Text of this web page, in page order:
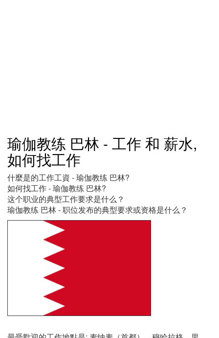
瑜伽教练 巴林 - 工作 和 薪水,
如何找工作
什麼是的工作工資 - 瑜伽教练 巴林?
如何找工作 - 瑜伽教练 巴林?
这个职业的典型工作要求是什么？
瑜伽教练 巴林 - 职位发布的典型要求或资格是什么？